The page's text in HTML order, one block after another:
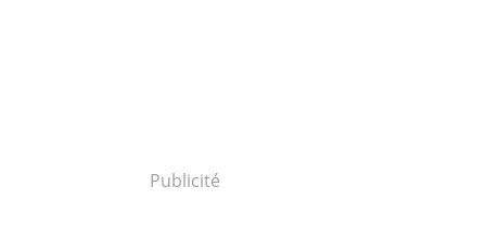
Publicité